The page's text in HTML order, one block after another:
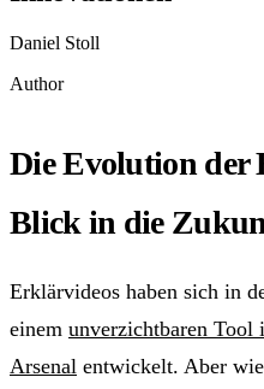
Daniel Stoll
Author
Die Evolution der
Blick in die
Erklärvideos haben sich in
einem unverzichtbaren Tool
Arsenal entwickelt. Aber